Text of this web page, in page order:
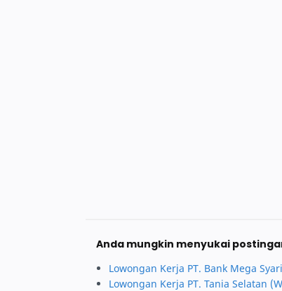
Anda mungkin menyukai
Lowongan Kerja PT. Bank Mega
Lowongan Kerja PT. Tania Selatan